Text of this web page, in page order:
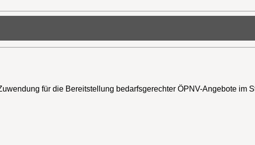
für die Bereitstellung bedarfsgerechter ÖPNV-Angebote im